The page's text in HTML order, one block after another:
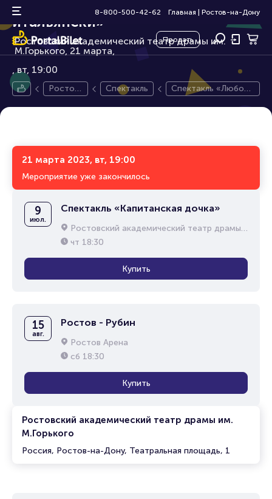
8-800-500-42-62 Главная Ростов-на-Дону
Продать
Спектакль «Любовь по-
итальянски»
Ростовский академический театр драмы им.
М.Горького, 21 марта,
16+
вт, 19:00
Ростов
Спектакль
Спектакль «Любовь
21 марта 2023, вт, 19:00
Мероприятие уже закончилось
Ростовский академический театр драмы им.
М.Горького
Россия, Ростов-на-Дону, Театральная площадь, 1
9
июл.
Спектакль «Капитанская дочка»
Ростовский академический театр драмы им. М.Горького
чт 18:30
Купить
15
авг.
Ростов - Рубин
Ростов Арена
сб 18:30
Купить